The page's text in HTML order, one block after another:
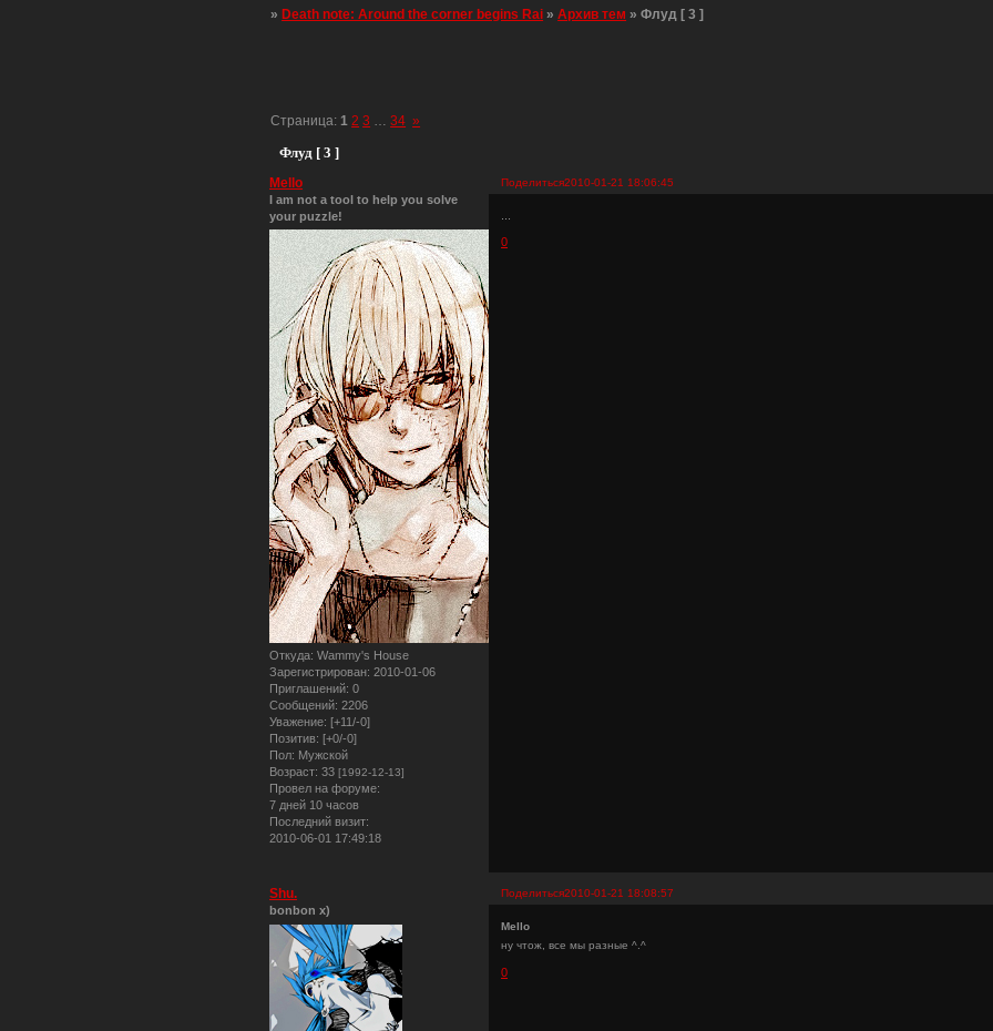
»Death note: Around the corner begins Rai »Архив тем »Флуд [ 3 ]
Флуд [ 3 ]
Страница: 1 2 3 34 »
Поделиться2010-01-21 18:06:45
Mello
I am not a tool to help you solve
your puzzle!
Откуда: Wammy's House
Зарегистрирован: 2010-01-06
Приглашений: 0
Сообщений: 2206
Уважение: [+11/-0]
Позитив: [+0/-0]
Пол: Мужской
Возраст: 33 [1992-12-13]
Провел на форуме:
7 дней 10 часов
Последний визит:
2010-06-01 17:49:18
0
Поделиться2010-01-21 18:08:57
Shu.
bonbon x)
Mello
ну чтож, все мы разные ^.^
0